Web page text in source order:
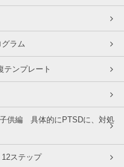
ラム
テンプレート
供編 具体的にPTSDに、対処
ステップ